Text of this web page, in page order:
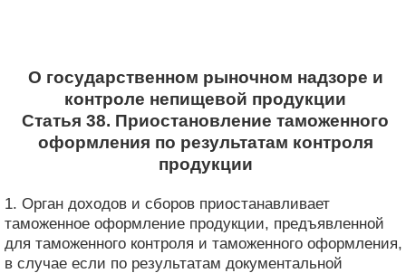
О государственном рыночном надзоре и
контроле непищевой продукции
Статья 38. Приостановление таможенного
оформления по результатам контроля
продукции
1. Орган доходов и сборов приостанавливает
таможенное оформление продукции, предъявленной
для таможенного контроля и таможенного оформления,
в случае если по результатам документальной